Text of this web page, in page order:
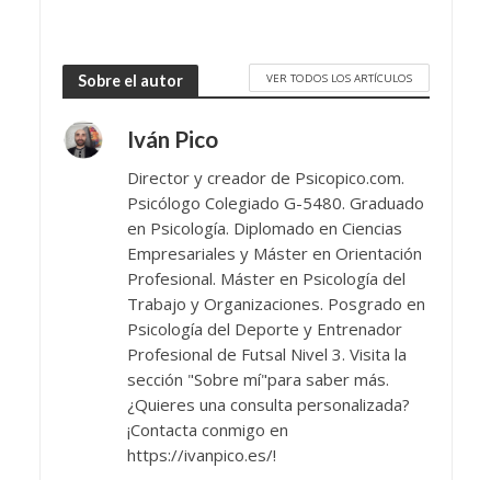
Sobre el autor VER TODOS LOS ARTÍCULOS
Iván Pico
Director y creador de Psicopico.com.
Psicólogo Colegiado G-5480. Graduado
en Psicología. Diplomado en Ciencias
Empresariales y Máster en Orientación
Profesional. Máster en Psicología del
Trabajo y Organizaciones. Posgrado en
Psicología del Deporte y Entrenador
Profesional de Futsal Nivel 3. Visita la
sección "Sobre mí"para saber más.
¿Quieres una consulta personalizada?
¡Contacta conmigo en
https://ivanpico.es/!